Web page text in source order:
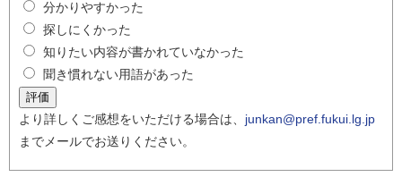
分かりやすかった
探しにくかった
知りたい内容が書かれていなかった
聞き慣れない用語があった
より詳しくご感想をいただける場合は、 junkan@pref.fukui.lg.jp
までメールでお送りください。